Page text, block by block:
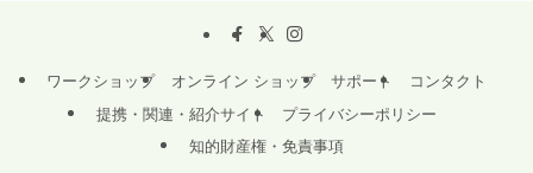
ワークショップ オンライン ショップ サポート
コンタクト
提携・関連・紹介サイト
プライバシーポリシー
知的財産権・免責事項